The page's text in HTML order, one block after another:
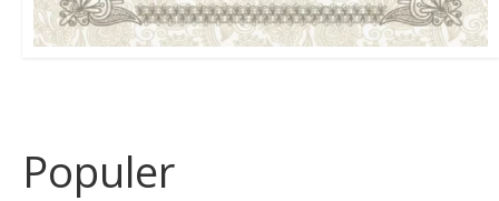
Populer